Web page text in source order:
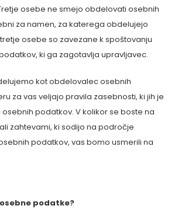
osebe ne smejo obdelovati osebnih
za namen, za katerega obdelujejo
osebe so zavezane k spoštovanju
ki ga zagotavlja upravljavec.
kot obdelovalec osebnih
za vas veljajo pravila zasebnosti, ki jih je
podatkov. V kolikor se boste na
zahtevami, ki sodijo na področje
podatkov, vas bomo usmerili na
podatke?